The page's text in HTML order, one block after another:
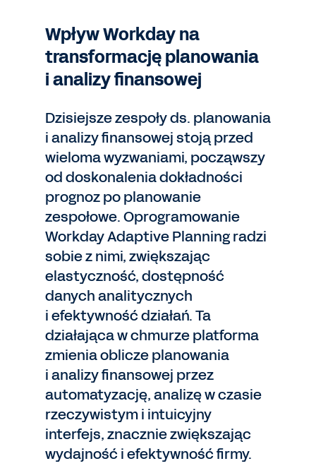
Wpływ Workday na
transformację planowania
i analizy finansowej
Dzisiejsze zespoły ds. planowania
i analizy finansowej stoją przed
wieloma wyzwaniami, począwszy
od doskonalenia dokładności
prognoz po planowanie
zespołowe. Oprogramowanie
Workday Adaptive Planning radzi
sobie z nimi, zwiększając
elastyczność, dostępność
danych analitycznych
i efektywność działań. Ta
działająca w chmurze platforma
zmienia oblicze planowania
i analizy finansowej przez
automatyzację, analizę w czasie
rzeczywistym i intuicyjny
interfejs, znacznie zwiększając
wydajność i efektywność firmy.